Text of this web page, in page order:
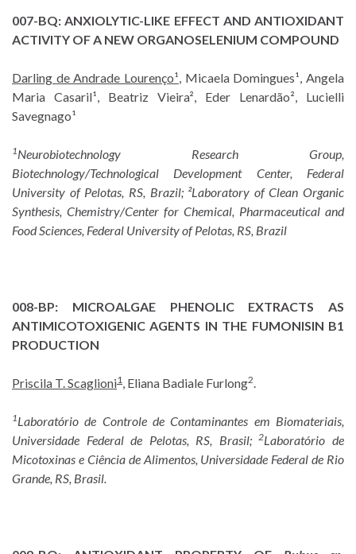
007-BQ: ANXIOLYTIC-LIKE EFFECT AND ANTIOXIDANT
ACTIVITY OF A NEW ORGANOSELENIUM COMPOUND
Darling de Andrade Lourenço¹ , Micaela Domingues¹, Angela
Maria Casaril¹, Beatriz Vieira², Eder Lenardão², Lucielli
Savegnago¹
1Neurobiotechnology Research Group,
Biotechnology/Technological Development Center, Federal
University of Pelotas, RS, Brazil; ²Laboratory of Clean Organic
Synthesis, Chemistry/Center for Chemical, Pharmaceutical and
Food Sciences, Federal University of Pelotas, RS, Brazil
008-BP:
MICROALGAE PHENOLIC EXTRACTS AS
ANTIMICOTOXIGENIC AGENTS IN THE FUMONISIN B1
PRODUCTION
Priscila T. Scaglioni1 , Eliana Badiale Furlong2
1Laboratório de Controle de Contaminantes em Biomateriais,
Universidade Federal de Pelotas, RS, Brasil;2Laboratório de
Micotoxinas e Ciência de Alimentos, Universidade Federal de Rio
Grande, RS, Brasil.